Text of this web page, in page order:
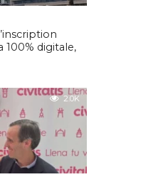
100% digitale,
2.0K